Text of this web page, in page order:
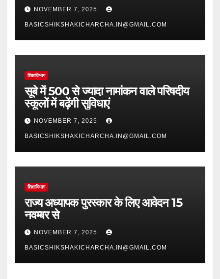
NOVEMBER 7, 2025
BASICSHIKSHAKICHARCHA.IN@GMAIL.COM
शिक्षाविभाग
सूबे में 500 से ज्यादा नामांकन वाले परिषदीय
स्कूलों में बढ़ेंगी सुविधाएं
NOVEMBER 7, 2025
BASICSHIKSHAKICHARCHA.IN@GMAIL.COM
शिक्षाविभाग
राज्य अध्यापक पुरस्कार के लिए आवेदन 15
नवम्बर से
NOVEMBER 7, 2025
BASICSHIKSHAKICHARCHA.IN@GMAIL.COM